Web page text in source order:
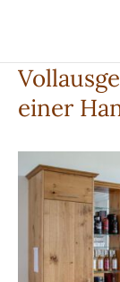
einer